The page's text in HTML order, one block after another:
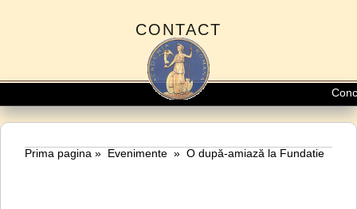
CONTACT
Prima pagina » Evenimente » O după-amiază la Fundatie